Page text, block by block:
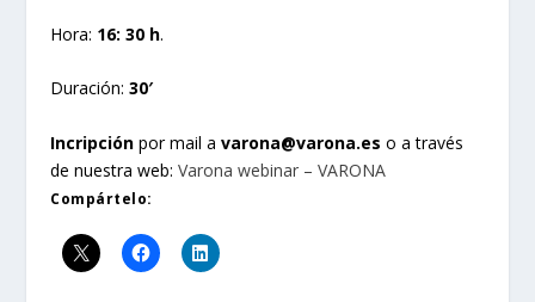
Hora: 16: 30 h.
Duración:30′
Incripción por mail avarona@varona.es o a través
de nuestra web:Varona webinar – VARONA
Compártelo: